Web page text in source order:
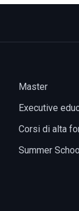
Master
Executive
Corsi di alta
Summer